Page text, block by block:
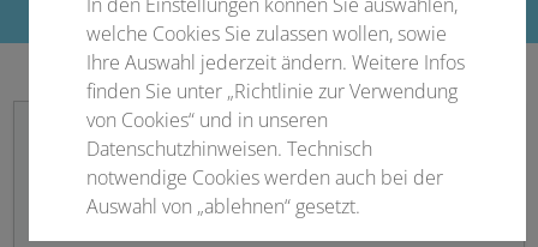
Newsletter abonnieren
welche Cookies Sie zulassen wollen, sowie
Ihre Auswahl jederzeit ändern. Weitere Infos
finden Sie unter „Richtlinie zur Verwendung
von Cookies“ und in unseren
Datenschutzhinweisen. Technisch
notwendige Cookies werden auch bei der
Auswahl von „ablehnen“ gesetzt.